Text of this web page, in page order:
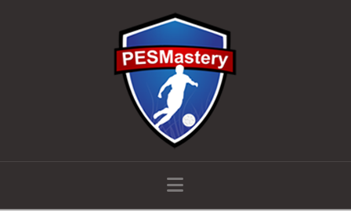
Navigation